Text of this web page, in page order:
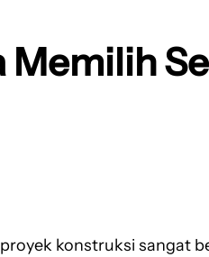
Memilih
konstruksi sangat